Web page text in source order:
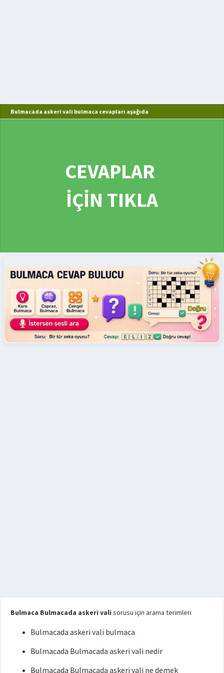
Bulmacada askeri vali bulmaca cevapları aşağıda
CEVAPLAR
İÇİN TIKLA
Bulmaca Bulmacada askeri vali sorusu için arama terimleri
Bulmacada askeri vali bulmaca
Bulmacada Bulmacada askeri vali nedir
Bulmacada Bulmacada askeri vali ne demek